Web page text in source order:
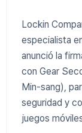
Lockin
especialista
anunció la
con Gear
Min-sang),
seguridad y
juegos